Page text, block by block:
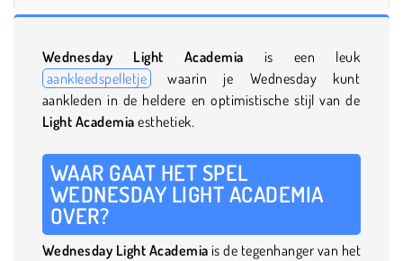
Wednesday Light Academia is een leuk
aankleedspelletje
waarin je Wednesday kunt
aankleden in de heldere en optimistische stijl van de
Light Academiaesthetiek.
WAAR GAAT HET SPEL
WEDNESDAY LIGHT ACADEMIA
OVER?
Wednesday Light Academia is de tegenhanger van het